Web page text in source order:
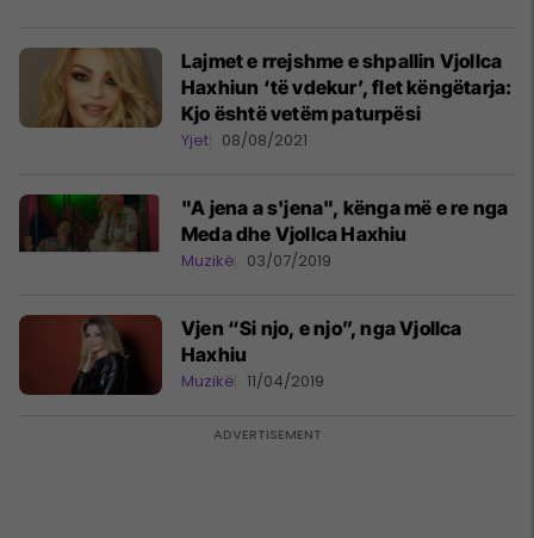
Lajmet e rrejshme e shpallin Vjollca
Haxhiun ‘të vdekur’, flet këngëtarja:
Kjo është vetëm paturpësi
Yjet 08/08/2021
"A jena a s'jena", kënga më e re nga
Meda dhe Vjollca Haxhiu
Muzikë 03/07/2019
Vjen “Si njo, e njo”, nga Vjollca
Haxhiu
Muzikë 11/04/2019